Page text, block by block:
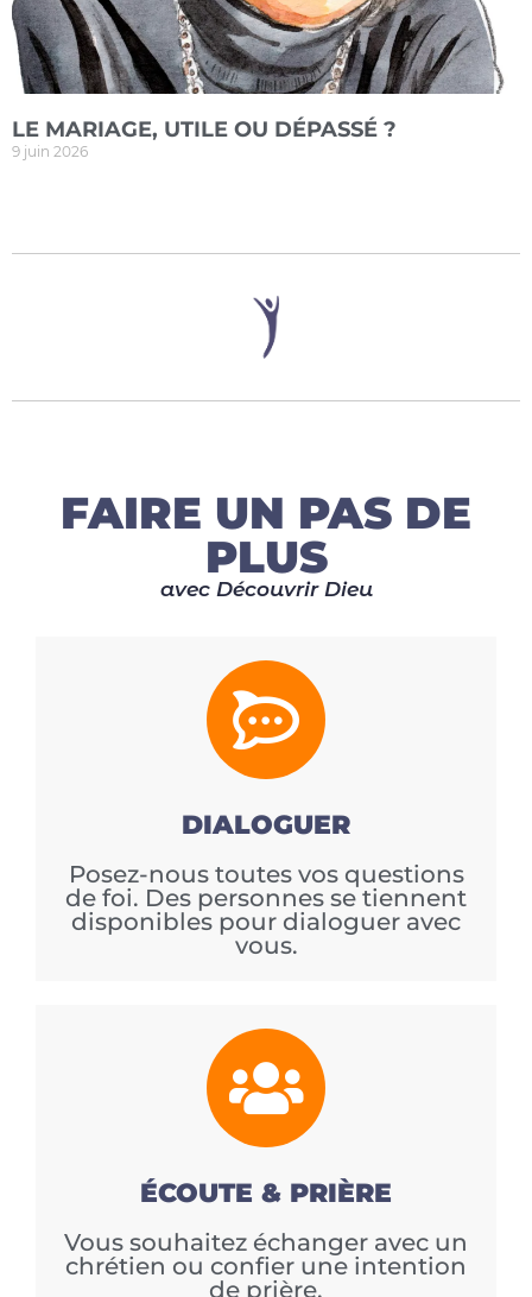
LE MARIAGE, UTILE OU DÉPASSÉ ?
9 juin 2026
FAIRE UN PAS DE
PLUS
avec Découvrir Dieu
DIALOGUER
Posez-nous toutes vos questions
de foi. Des personnes se tiennent
disponibles pour dialoguer avec
vous.
ÉCOUTE & PRIÈRE
Vous souhaitez échanger avec un
chrétien ou confier une intention
de prière.